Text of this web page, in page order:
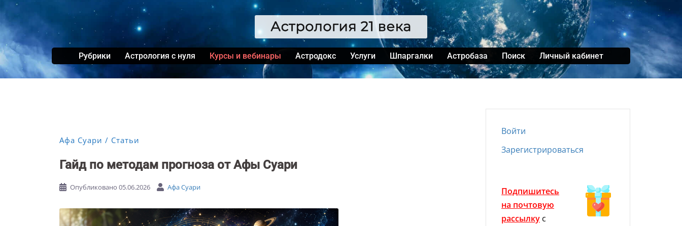
Перейти
содержимому
Рубрики Астрология с нуля Курсы и вебинары Астродокс Услуги Шпаргалки Астробаза Поиск Личный кабинет
Афа Суари Статьи
Гайд по методам прогноза от Афы Суари
Опубликовано 05.06.2026 Афа Суари
Войти
Зарегистрироваться
Подпишитесь
на почтовую
рассылку с